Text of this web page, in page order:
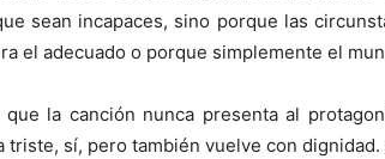
sean incapaces, sino porque las
el adecuado o porque simplemente el
que la canción nunca presenta al
triste, sí, pero también vuelve con